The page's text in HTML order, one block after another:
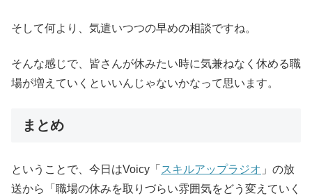
そして何より、気遣いつつの早めの相談ですね。
そんな感じで、皆さんが休みたい時に気兼ねなく休める職
場が増えていくといいんじゃないかなって思います。
まとめ
ということで、今日はVoicy「 スキルアップラジオ 」の放
送から「職場の休みを取りづらい雰囲気をどう変えていく